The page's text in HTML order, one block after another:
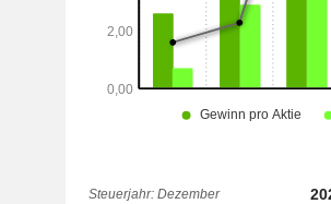
Steuerjahr: Dezember